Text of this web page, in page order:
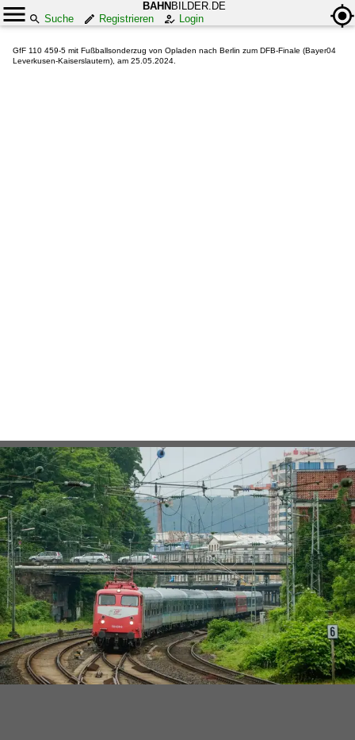
BAHN BILDER.DE
Suche
Registrieren Login
GfF 110 459-5 mit Fußballsonderzug von Opladen nach Berlin zum DFB-Finale (Bayer04
Leverkusen-Kaiserslautern), am 25.05.2024.